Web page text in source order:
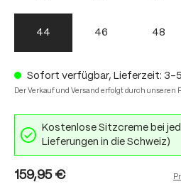
44 46 48
Sofort verfügbar, Lieferzeit: 3-
Der Verkauf und Versand erfolgt durch unseren
Kostenlose Sitzcreme bei
Lieferungen in die Schweiz)
159,95 €